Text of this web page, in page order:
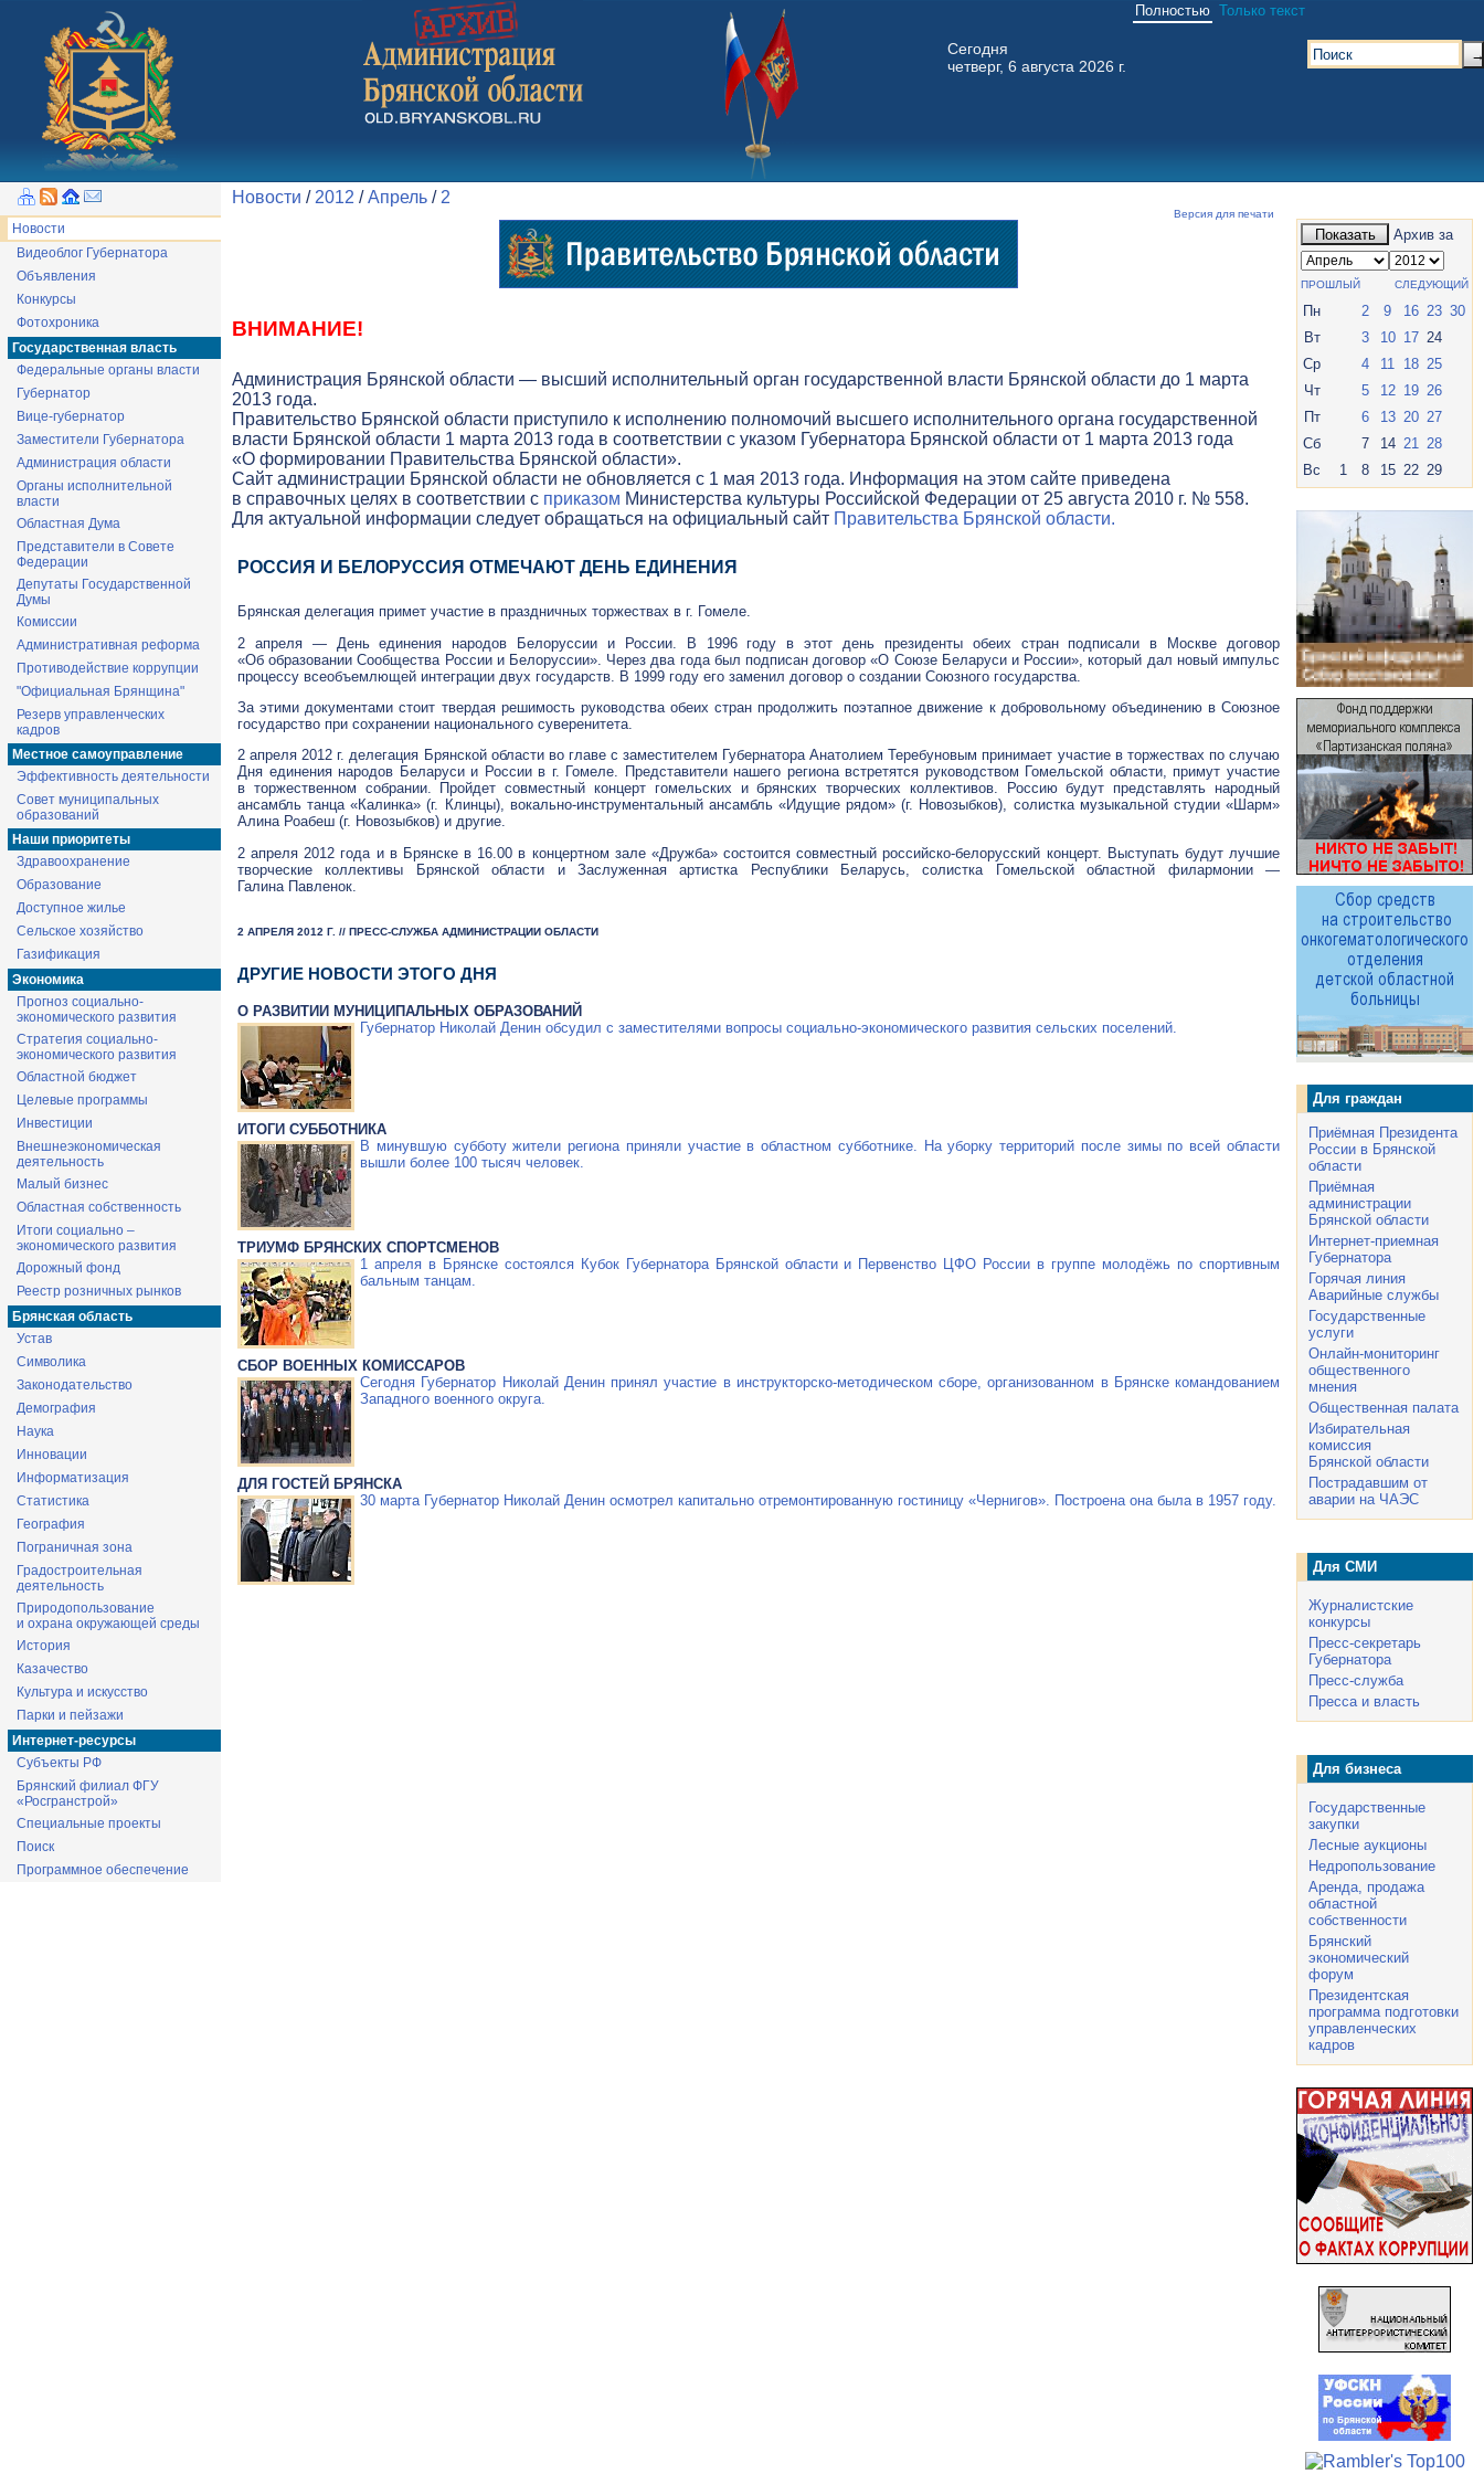
Полностью Только текст
Сегодня
четверг, 6 августа 2026 г.
→
Новости
Видеоблог Губернатора
Объявления
Конкурсы
Фотохроника
Государственная власть
Федеральные органы власти
Губернатор
Вице-губернатор
Заместители Губернатора
Администрация области
Органы исполнительной
власти
Областная Дума
Представители в Совете
Федерации
Депутаты Государственной
Думы
Комиссии
Административная реформа
Противодействие коррупции
"Официальная Брянщина"
Резерв управленческих
кадров
Местное самоуправление
Эффективность деятельности
Совет муниципальных
образований
Наши приоритеты
Здравоохранение
Образование
Доступное жилье
Сельское хозяйство
Газификация
Экономика
Прогноз социально-
экономического развития
Стратегия социально-
экономического развития
Областной бюджет
Целевые программы
Инвестиции
Внешнеэкономическая
деятельность
Малый бизнес
Областная собственность
Итоги социально –
экономического развития
Дорожный фонд
Реестр розничных рынков
Брянская область
Устав
Символика
Законодательство
Демография
Наука
Инновации
Информатизация
Статистика
География
Пограничная зона
Градостроительная
деятельность
Природопользование
и охрана окружающей среды
История
Казачество
Культура и искусство
Парки и пейзажи
Интернет-ресурсы
Субъекты РФ
Брянский филиал ФГУ
«Росгранстрой»
Специальные проекты
Поиск
Программное обеспечение
Новости / 2012 /Апрель / 2
Версия для печати
ВНИМАНИЕ!
Администрация Брянской области — высший исполнительный орган государственной власти Брянской области до 1 марта
2013 года.
Правительство Брянской области приступило к исполнению полномочий высшего исполнительного органа государственной
власти Брянской области 1 марта 2013 года в соответствии с указом Губернатора Брянской области от 1 марта 2013 года
«О формировании Правительства Брянской области».
Cайт администрации Брянской области не обновляется с 1 мая 2013 года. Информация на этом сайте приведена
в справочных целях в соответствии с приказом Министерства культуры Российской Федерации от 25 августа 2010 г. № 558.
Для актуальной информации следует обращаться на официальный сайт Правительства Брянской области.
РОССИЯ И БЕЛОРУССИЯ ОТМЕЧАЮТ ДЕНЬ ЕДИНЕНИЯ
Брянская делегация примет участие в праздничных торжествах в г. Гомеле.
2 апреля — День единения народов Белоруссии и России. В 1996 году в этот день президенты обеих стран подписали в Москве договор
«Об образовании Сообщества России и Белоруссии». Через два года был подписан договор «О Союзе Беларуси и России», который дал новый импульс
процессу всеобъемлющей интеграции двух государств. В 1999 году его заменил договор о создании Союзного государства.
За этими документами стоит твердая решимость руководства обеих стран продолжить поэтапное движение к добровольному объединению в Союзное
государство при сохранении национального суверенитета.
2 апреля 2012 г. делегация Брянской области во главе с заместителем Губернатора Анатолием Теребуновым принимает участие в торжествах по случаю
Дня единения народов Беларуси и России в г. Гомеле. Представители нашего региона встретятся руководством Гомельской области, примут участие
в торжественном собрании. Пройдет совместный концерт гомельских и брянских творческих коллективов. Россию будут представлять народный
ансамбль танца «Калинка» (г. Клинцы), вокально-инструментальныйансамбль «Идущие рядом» (г. Новозыбков), солистка музыкальной студии «Шарм»
Алина Роабеш (г. Новозыбков) и другие.
2 апреля 2012 года и в Брянске в 16.00 в концертном зале «Дружба» состоится совместныйроссийско-белорусский концерт. Выступать будут лучшие
творческие коллективы Брянской области и Заслуженная артистка Республики Беларусь, солистка Гомельской областной филармонии —
Галина Павленок.
2 АПРЕЛЯ 2012 Г. // ПРЕСС-СЛУЖБА АДМИНИСТРАЦИИ ОБЛАСТИ
ДРУГИЕ НОВОСТИ ЭТОГО ДНЯ
О РАЗВИТИИ МУНИЦИПАЛЬНЫХ ОБРАЗОВАНИЙ
Губернатор Николай Денин обсудил с заместителями вопросы социально-экономического развития сельских поселений.
ИТОГИ СУББОТНИКА
В минувшую субботу жители региона приняли участие в областном субботнике. На уборку территорий после зимы по всей области
вышли более 100 тысяч человек.
ТРИУМФ БРЯНСКИХ СПОРТСМЕНОВ
1 апреля в Брянске состоялся Кубок Губернатора Брянской области и Первенство ЦФО России в группе молодёжь по спортивным
бальным танцам.
СБОР ВОЕННЫХ КОМИССАРОВ
Сегодня Губернатор Николай Денин принял участие в инструкторско-методическом сборе, организованном в Брянске командованием
Западного военного округа.
ДЛЯ ГОСТЕЙ БРЯНСКА
30 марта Губернатор Николай Денин осмотрел капитально отремонтированную гостиницу «Чернигов». Построена она была в 1957 году.
Показать Архив за
ПРОШЛЫЙ СЛЕДУЮЩИЙ
Пн 2 9 16 23 30
Вт
3 10 17 24
Ср
4 11 18 25
Чт
5 12 19 26
Пт
6 13 20 27
Сб
7 14 21 28
Вс
1 8 15 22 29
Для граждан
Приёмная Президента
России в Брянской
области
Приёмная
администрации
Брянской области
Интернет-приемная
Губернатора
Горячая линия
Аварийные службы
Государственные
услуги
Онлайн-мониторинг
общественного
мнения
Общественная палата
Избирательная
комиссия
Брянской области
Пострадавшим от
аварии на ЧАЭС
Для СМИ
Журналистские
конкурсы
Пресс-секретарь
Губернатора
Пресс-служба
Пресса и власть
Для бизнеса
Государственные
закупки
Лесные аукционы
Недропользование
Аренда, продажа
областной
собственности
Брянский
экономический
форум
Президентская
программа подготовки
управленческих
кадров